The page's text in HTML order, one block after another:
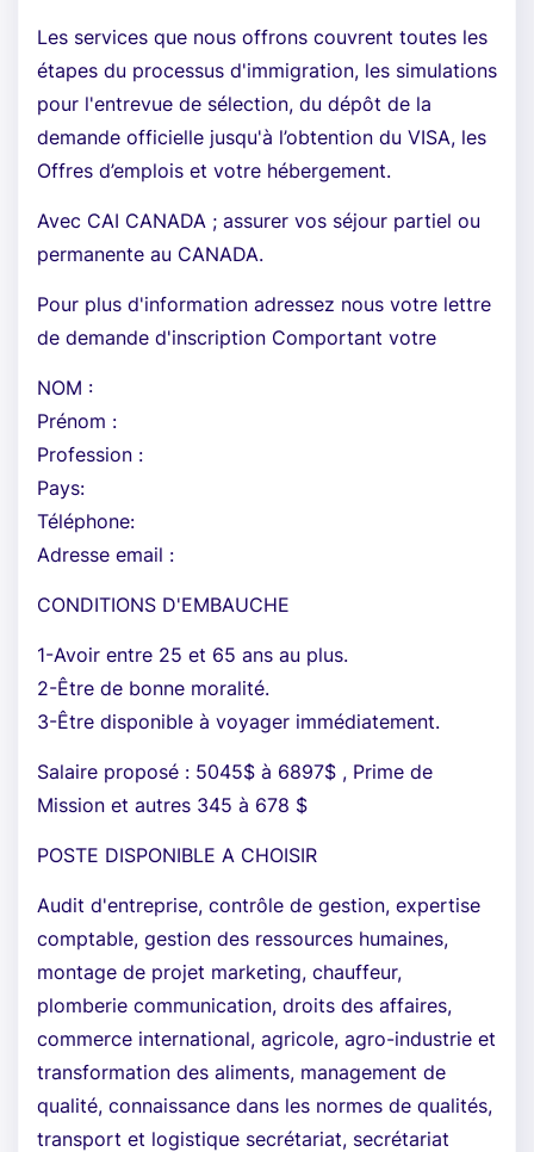
Les services que nous offrons couvrent toutes les
étapes du processus d'immigration, les simulations
pour l'entrevue de sélection, du dépôt de la
demande officielle jusqu'à l’obtention du VISA, les
Offres d’emplois et votre hébergement.
Avec CAI CANADA ; assurer vos séjour partiel ou
permanente au CANADA.
Pour plus d'information adressez nous votre lettre
de demande d'inscription Comportant votre
NOM :
Prénom :
Profession :
Pays:
Téléphone:
Adresse email :
CONDITIONS D'EMBAUCHE
1-Avoir entre 25 et 65 ans au plus.
2-Être de bonne moralité.
3-Être disponible à voyager immédiatement.
Salaire proposé : 5045$ à 6897$ , Prime de
Mission et autres 345 à 678 $
POSTE DISPONIBLE A CHOISIR
Audit d'entreprise, contrôle de gestion, expertise
comptable, gestion des ressources humaines,
montage de projet marketing, chauffeur,
plomberie communication, droits des affaires,
commerce international, agricole, agro-industrie et
transformation des aliments, management de
qualité, connaissance dans les normes de qualités,
transport et logistique secrétariat, secrétariat